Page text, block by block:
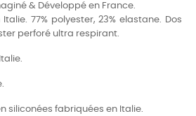
& Développé en France.
77% polyester, 23% elastane. Dos
perforé ultra respirant.
fabriquées en Italie.